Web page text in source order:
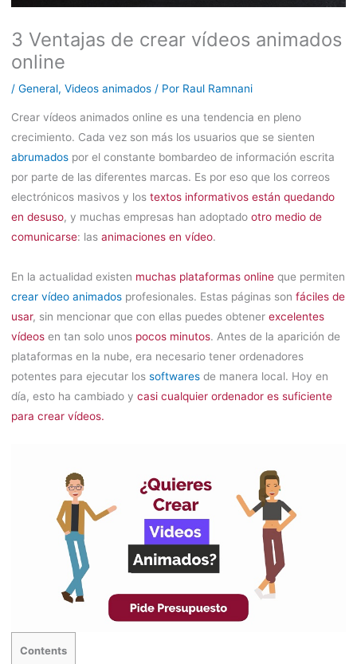
3 Ventajas de crear vídeos animados
online
/ General, Videos animados/ Por Raul Ramnani
Crear vídeos animados online es una tendencia en pleno
crecimiento. Cada vez son más los usuarios que se sienten
abrumados por el constante bombardeo de información escrita
por parte de las diferentes marcas. Es por eso que los correos
electrónicos masivos y los textos informativos están quedando
en desuso, y muchas empresas han adoptado otro medio de
comunicarse: las animaciones en vídeo.
En la actualidad existen muchas plataformas online que permiten
crear vídeo animados profesionales. Estas páginas son fáciles de
usar, sin mencionar que con ellas puedes obtener excelentes
vídeos en tan solo unos pocos minutos. Antes de la aparición de
plataformas en la nube, era necesario tener ordenadores
potentes para ejecutar los softwaresde manera local. Hoy en
día, esto ha cambiado y casi cualquier ordenador es suficiente
para crear vídeos.
Contents